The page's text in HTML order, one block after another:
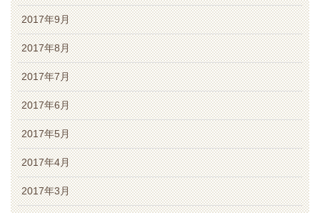
2017年9月
2017年8月
2017年7月
2017年6月
2017年5月
2017年4月
2017年3月